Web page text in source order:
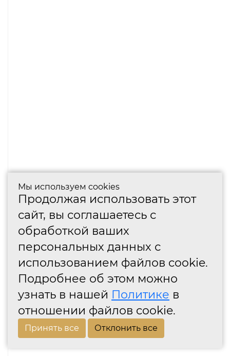
Мы используем cookies
Продолжая использовать этот
сайт, вы соглашаетесь с
обработкой ваших
персональных данных с
использованием файлов cookie.
Подробнее об этом можно
узнать в нашей Политике в
отношении файлов cookie.
Принять все Отклонить все